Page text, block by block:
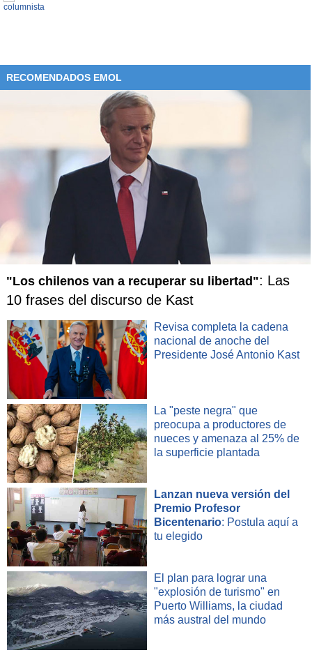
RECOMENDADOS EMOL
"Los chilenos van a recuperar su libertad": Las
10 frases del discurso de Kast
Revisa completa la cadena
nacional de anoche del
Presidente José Antonio Kast
La "peste negra" que
preocupa a productores de
nueces y amenaza al 25% de
la superficie plantada
Lanzan nueva versión del
Premio Profesor
Bicentenario: Postula aquí a
tu elegido
El plan para lograr una
"explosión de turismo" en
Puerto Williams, la ciudad
más austral del mundo